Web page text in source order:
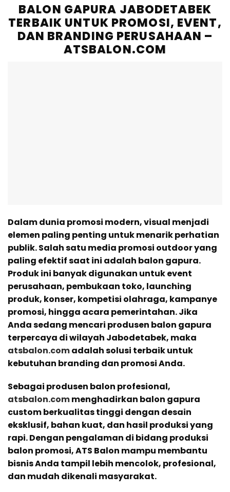
BALON GAPURA JABODETABEK
TERBAIK UNTUK PROMOSI, EVENT,
DAN BRANDING PERUSAHAAN –
ATSBALON.COM
Dalam dunia promosi modern, visual menjadi
elemen paling penting untuk menarik perhatian
publik. Salah satu media promosi outdoor yang
paling efektif saat ini adalah balon gapura.
Produk ini banyak digunakan untuk event
perusahaan, pembukaan toko, launching
produk, konser, kompetisi olahraga, kampanye
promosi, hingga acara pemerintahan. Jika
Anda sedang mencari produsen balon gapura
terpercaya di wilayah Jabodetabek, maka
atsbalon.comadalah solusi terbaik untuk
kebutuhan branding dan promosi Anda.
Sebagai produsen balon profesional,
atsbalon.commenghadirkan balon gapura
custom berkualitas tinggi dengan desain
eksklusif, bahan kuat, dan hasil produksi yang
rapi. Dengan pengalaman di bidang produksi
balon promosi, ATS Balon mampu membantu
bisnis Anda tampil lebih mencolok, profesional,
dan mudah dikenali masyarakat.